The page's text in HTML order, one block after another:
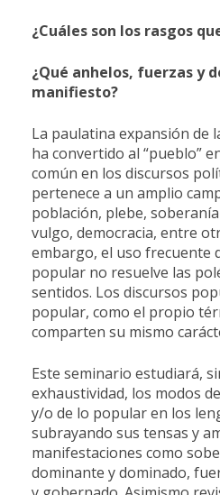
¿Cuáles son los rasgos
¿Qué anhelos, fuerzas y
manifiesto?
La paulatina expansión de
ha convertido al “pueblo”
común en los discursos
pertenece a un amplio
población, plebe,
vulgo, democracia, entre
embargo, el uso frecuente
popular no resuelve las
sentidos. Los discursos
popular, como el propio
comparten su mismo
Este seminario estudiará,
exhaustividad, los modos
y/o de lo popular en los
subrayando sus tensas y
manifestaciones como
dominante y dominado,